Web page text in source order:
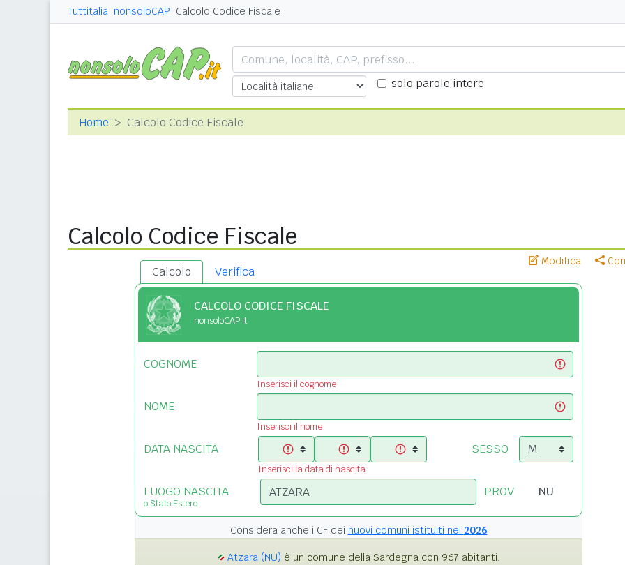
Tuttitalia nonsoloCAP Calcolo Codice Fiscale
solo parole intere
Home Calcolo Codice Fiscale
Calcolo Codice Fiscale
Modifica
Calcolo Verifica
CALCOLO CODICE FISCALE
nonsoloCAP.it
COGNOME
Inserisci il cognome
NOME
Inserisci il nome
DATA NASCITA
Inserisci la data di nascita
SESSO
LUOGO NASCITA
o Stato Estero
PROV
Considera anche i CF dei nuovi comuni istituiti nel 2026
Atzara (NU) è un comune della Sardegna con 967 abitanti.